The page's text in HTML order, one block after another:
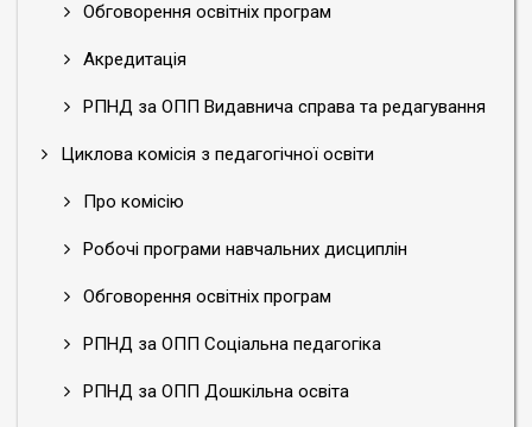
Обговорення освітніх програм
Акредитація
РПНД за ОПП Видавнича справа та редагування
Циклова комісія з педагогічної освіти
Про комісію
Робочі програми навчальних дисциплін
Обговорення освітніх програм
РПНД за ОПП Соціальна педагогіка
РПНД за ОПП Дошкільна освіта